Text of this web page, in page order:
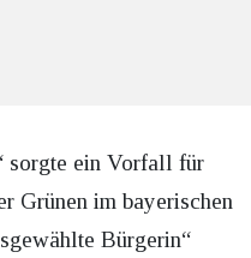
sorgte ein Vorfall für
Grünen im bayerischen
Bürgerin“